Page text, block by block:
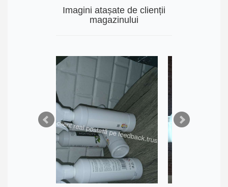
Imagini atașate de clienții
magazinului